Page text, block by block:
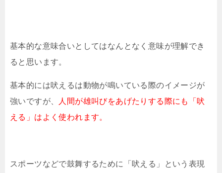
基本的な意味合いとしてはなんとなく意味が理解でき
ると思います。
基本的には吠えるは動物が鳴いている際のイメージが
強いですが、
人間が雄叫びをあげたりする際にも「吠
える」はよく使われます。
スポーツなどで鼓舞するために「吠える」という表現